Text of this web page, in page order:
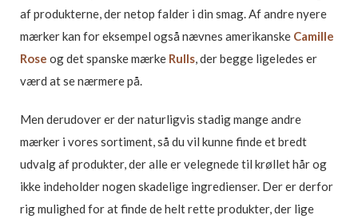
af produkterne, der netop falder i din smag. Af andre nyere
mærker kan for eksempel også nævnes amerikanske Camille
Rose og det spanske mærke Rulls, der begge ligeledes er
værd at se nærmere på.
Men derudover er der naturligvis stadig mange andre
mærker i vores sortiment, så du vil kunne finde et bredt
udvalg af produkter, der alle er velegnede til krøllet hår og
ikke indeholder nogen skadelige ingredienser. Der er derfor
rig mulighed for at finde de helt rette produkter, der lige